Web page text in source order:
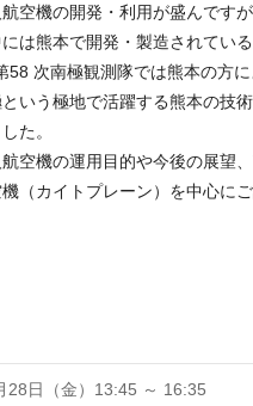
空機の開発・利用が盛んです
は熊本で開発・製造されてい
58 次南極観測隊では熊本の方
いう極地で活躍する熊本の技
た。
空機の運用目的や今後の展望
（カイトプレーン）を中心にご
28日（金）13:45 ～ 16:35